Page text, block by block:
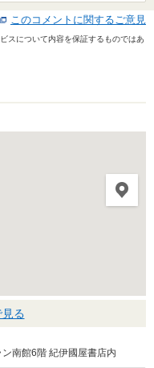
このコメントに関するご意見
スについて内容を保証するものではあ
る
南館6階 紀伊國屋書店内